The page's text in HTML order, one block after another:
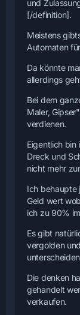
und
[/definition].
Meistens
Automaten
Da könnte
allerdings
Bei dem
Maler,
verdienen.
Eigentlich bin
Dreck und
nicht mehr
Ich behaupte
Geld wert
ich zu 90%
Es gibt
vergolden
Die denken
gehandelt
verkaufen.